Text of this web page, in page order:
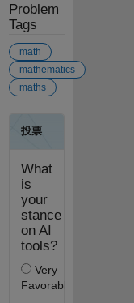
Problem
Tags
math
mathematics
maths